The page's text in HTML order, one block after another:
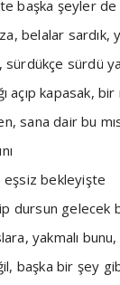
başka şeyler de
belalar sardık,
sürdü
açıp kapasak,
sana dair bu
eşsiz bekleyişte
dursun gelecek
yakmalı
başka bir şey